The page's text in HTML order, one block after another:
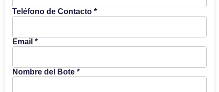
Teléfono de Contacto *
Email *
Nombre del Bote *